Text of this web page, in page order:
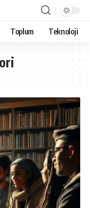
Toplum Teknoloji